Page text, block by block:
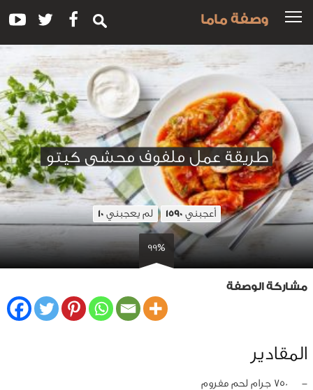
وصفة ماما
طريقة عمل ملفوف محشي كيتو
أعجبني1590 لم يعجبني10
99%
مشاركة الوصفة
المقادير
‏-
750 جرام لحم مفروم